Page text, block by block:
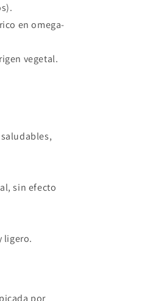
en omega-
vegetal.
sin efecto
ligero.